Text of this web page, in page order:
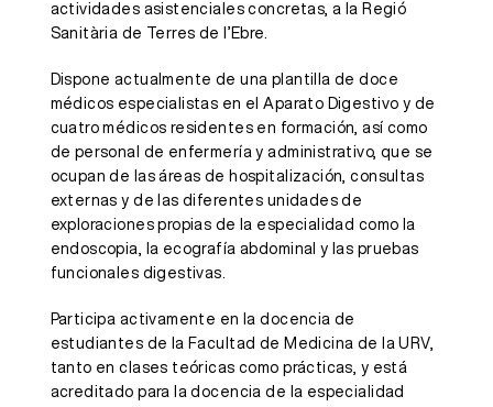
actividades asistenciales concretas, a la Regió
Sanitària de Terres de l’Ebre.
Dispone actualmente de una plantilla de doce
médicos especialistas en el Aparato Digestivo y de
cuatro médicos residentes en formación, así como
de personal de enfermería y administrativo, que se
ocupan de las áreas de hospitalización, consultas
externas y de las diferentes unidades de
exploraciones propias de la especialidad como la
endoscopia, la ecografía abdominal y las pruebas
funcionales digestivas.
Participa activamente en la docencia de
estudiantes de la Facultad de Medicina de la URV,
tanto en clases teóricas como prácticas, y está
acreditado para la docencia de la especialidad